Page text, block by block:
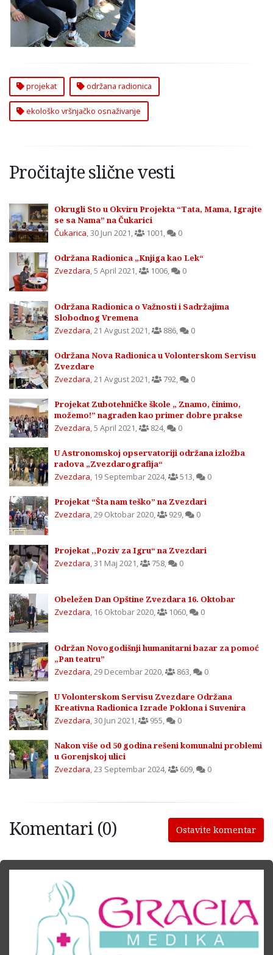
projekat održana radionica
ekološko vršnjačko osnaživanje
Pročitajte slične vesti
Okrugli Sto u Okviru Projekta “Tata, Mama, Igrajte
se sa Nama” na Čukarici
Čukarica,30 Jun 2021, 1001, 0
Održana Radionica „Knjiga kao Lek“
Zvezdara,5 April 2021, 1006, 0
Održana Radionica o Važnosti i Sadržajima
Slobodnog Vremena
Zvezdara,21 Avgust 2021, 886, 0
Održana Nova Radionica u Volonterskom Servisu
Zvezdare
Zvezdara,21 Avgust 2021, 792, 0
Projekat Zubotehničke škole „ Znamo, činimo,
možemo!” nagrađen kao primer dobre prakse
Zvezdara,5 April 2021, 824, 0
U Astronomskoj opservatoriji održana izložba
radova „Zvezdarografija“
Zvezdara, 19 Septembar 2024, 513, 0
Projekat “Šta nam teško” na Zvezdari
Zvezdara,29 Oktobar 2020, 929, 0
Projekat ,,Poziv za Igru“ na Zvezdari
Zvezdara,31 Maj 2021, 758, 0
Obeležen Dan Opštine Zvezdara 16. Oktobar
Zvezdara, 16 Oktobar 2020, 1060, 0
Održan Novogodišnji humanitarni bazar za pomoć
„Pan teatru”
Zvezdara,29 Decembar 2020, 863, 0
U Volonterskom Servisu Zvezdare Održana
Kreativna Radionica Izrade Poklona i Suvenira
Zvezdara,30 Jun 2021, 955, 0
Nakon više od 50 godina rešeni komunalni problemi
u Gorenjskoj ulici
Zvezdara,23 Septembar 2024, 609, 0
Komentari (0) Ostavite komentar